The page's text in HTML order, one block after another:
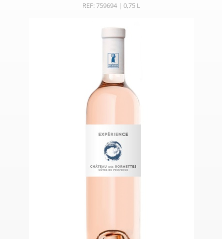
REF: 759694 | 0,75 L